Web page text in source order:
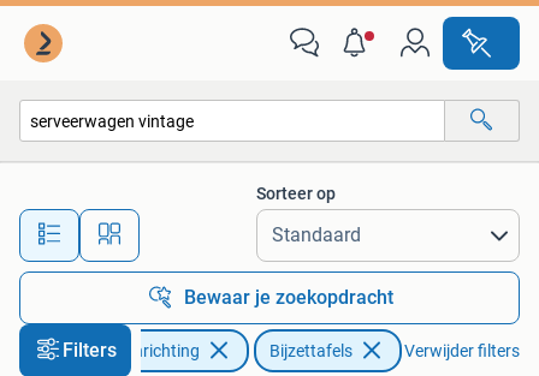
Alle afstanden…
Sorteer op
Bewaar je zoekopdracht
Filters
Huis en Inrichting Bijzettafels Verwijder filters